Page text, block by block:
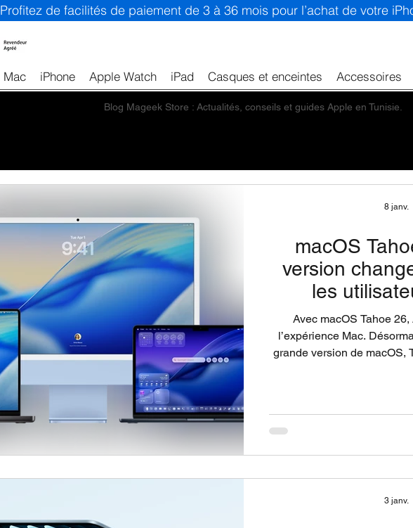
Profitez de facilités de paiement de 3 à 36 mois pour l’achat de votre
Mac iPhone Apple Watch iPad Casques et enceintes Accessoires
Blog Mageek Store : Actualités, conseils et guides Apple en Tunisie.
macOS
version
les
Avec macOS Tahoe
l’expérience Mac.
grande version de macOS,
8 janv.
3 janv.